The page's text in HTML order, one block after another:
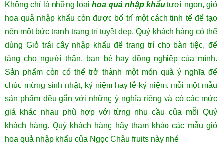
Không chỉ là những loạihoa quả nhập khẩu tươi ngon, giỏ
hoa quả nhập khẩu còn được bố trí một cách tinh tế để tạo
nên một bức tranh trang trí tuyệt đẹp. Quý khách hàng có thể
dùng Giỏ trái cây nhập khẩu để trang trí cho bàn tiệc, để
tặng cho người thân, bạn bè hay đồng nghiệp của mình.
Sản phẩm còn có thể trở thành một món quà ý nghĩa để
chúc mừng sinh nhật, kỷ niệm hay lễ kỷ niệm. mỗi một mẫu
sản phẩm đều gắn với những ý nghĩa riêng và có các mức
giá khác nhau phù hợp với từng nhu cầu của mỗi Quý
khách hàng. Quý khách hàng hãy tham khảo các mẫu giỏ
hoa quả nhập khẩu của Ngọc Châu fruits này nhé